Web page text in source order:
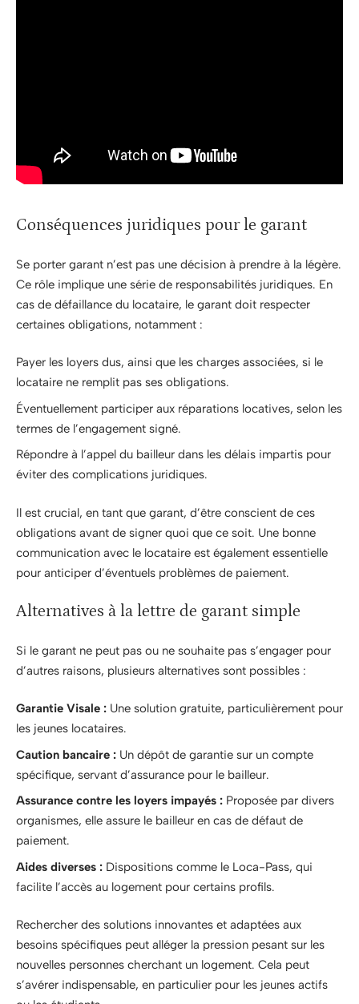
Conséquences juridiques pour le garant
Se porter garant n’est pas une décision à prendre à la légère.
Ce rôle implique une série de responsabilités juridiques. En
cas de défaillance du locataire, le garant doit respecter
certaines obligations, notamment :
Payer les loyers dus, ainsi que les charges associées, si le
locataire ne remplit pas ses obligations.
Éventuellement participer aux réparations locatives, selon les
termes de l’engagement signé.
Répondre à l’appel du bailleur dans les délais impartis pour
éviter des complications juridiques.
Il est crucial, en tant que garant, d’être conscient de ces
obligations avant de signer quoi que ce soit. Une bonne
communication avec le locataire est également essentielle
pour anticiper d’éventuels problèmes de paiement.
Alternatives à la lettre de garant simple
Si le garant ne peut pas ou ne souhaite pas s’engager pour
d’autres raisons, plusieurs alternatives sont possibles :
Garantie Visale : Une solution gratuite, particulièrement pour
les jeunes locataires.
Caution bancaire : Un dépôt de garantie sur un compte
spécifique, servant d’assurance pour le bailleur.
Assurance contre les loyers impayés : Proposée par divers
organismes, elle assure le bailleur en cas de défaut de
paiement.
Aides diverses : Dispositions comme le Loca-Pass, qui
facilite l’accès au logement pour certains profils.
Rechercher des solutions innovantes et adaptées aux
besoins spécifiques peut alléger la pression pesant sur les
nouvelles personnes cherchant un logement. Cela peut
s’avérer indispensable, en particulier pour les jeunes actifs